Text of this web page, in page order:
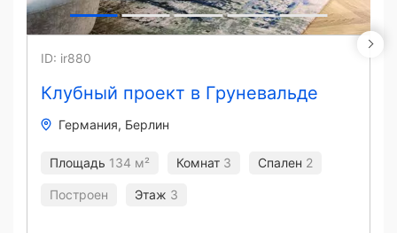
Клубный проект в Груневальде
ID: ir880
Германия Берлин
Площадь 134 м² Комнат 3 Спален 2
Построен Этаж 3